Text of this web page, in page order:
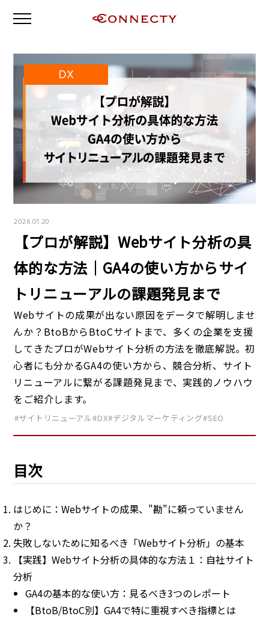
DX
2026.01.20
【プロが解説】Webサイト分析の具
体的な方法｜GA4の使い方からサイ
トリニューアルの課題発見まで
Webサイトの成果が出ない原因をデータで解明しませ
んか？BtoBからBtoCサイトまで、多くの企業を支援
してきたプロがWebサイト分析の方法を徹底解説。初
心者にも分かるGA4の使い方から、競合分析、サイト
リニューアルに繋がる課題発見まで、実践的ノウハウ
をご紹介します。
#サイトリニューアル#DX#デジタルマーケティング#SEO
目次
はじめに：Webサイトの成果、"勘"に頼っていません
か？
失敗しないために知るべき「Webサイト分析」の基本
【実践】Webサイト分析の具体的な方法１：自社サイト
分析
GA4の基本的な使い方：見るべき3つのレポート
【BtoB/BtoC別】GA4で特に重視すべき指標とは